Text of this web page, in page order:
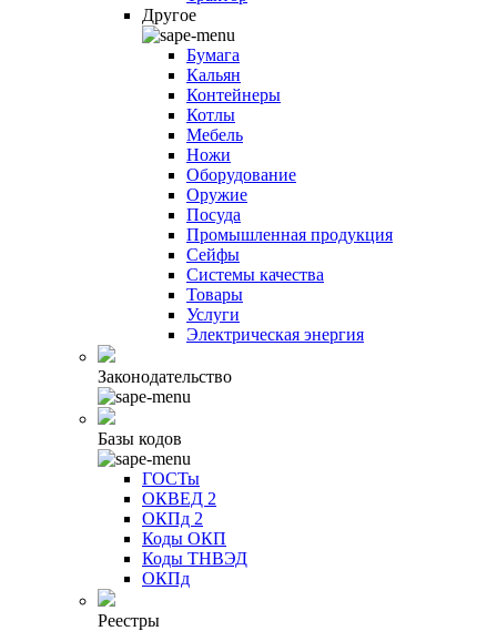
Другое
Бумага
Кальян
Контейнеры
Котлы
Мебель
Ножи
Оборудование
Оружие
Посуда
Промышленная продукция
Сейфы
Системы качества
Товары
Услуги
Электрическая энергия
Законодательство
Базы кодов
ГОСТы
ОКВЕД 2
ОКПд 2
Коды ОКП
Коды ТНВЭД
ОКПд
Реестры